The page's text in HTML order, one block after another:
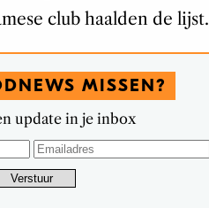
club haalden de lijst.
MISSEN?
update in je inbox